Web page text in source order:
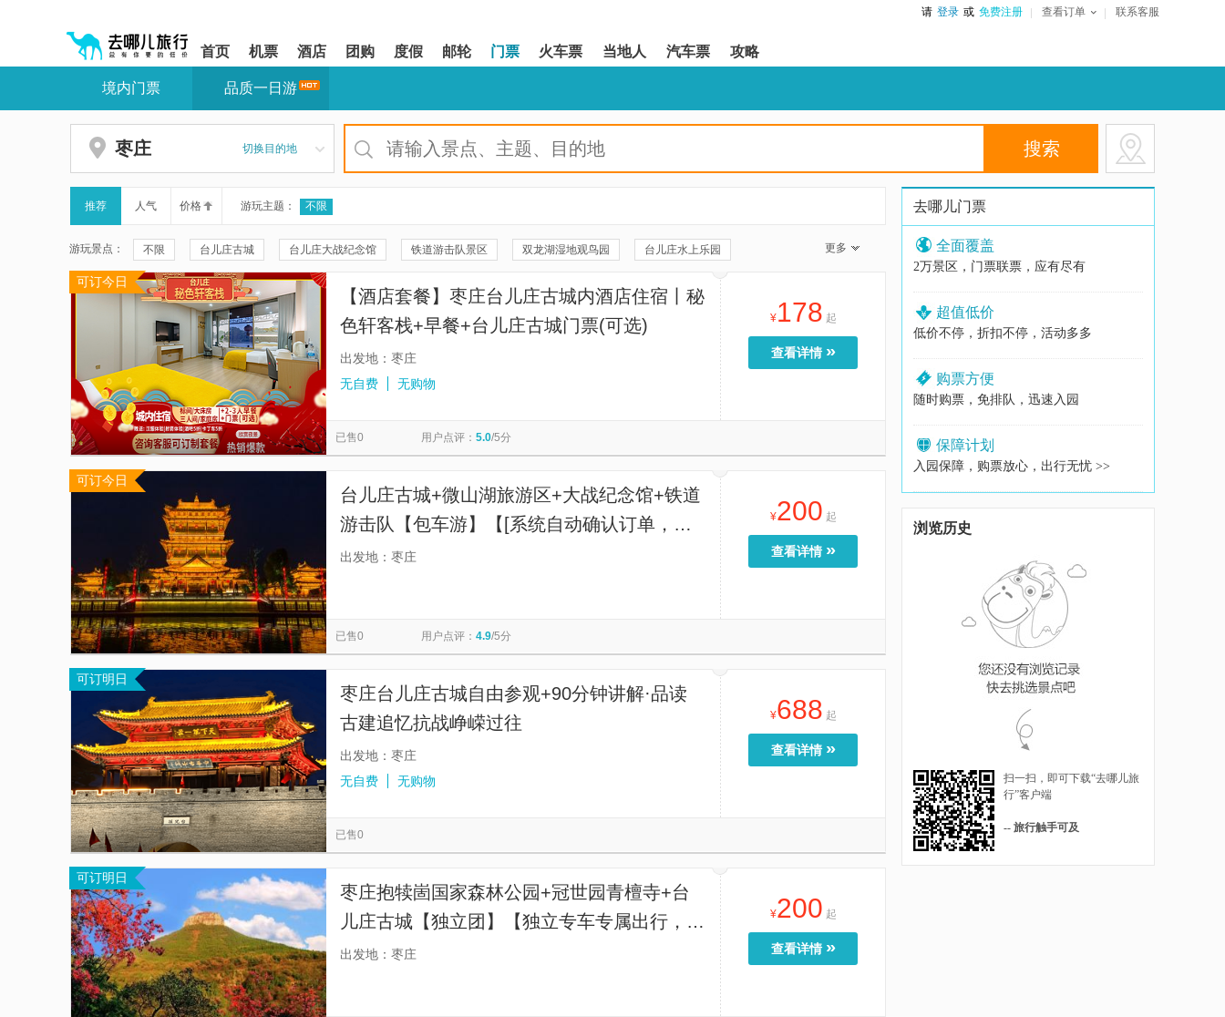
您
站
区,
本
有
6
浏
览
信
息
请 登录 或 免费注册 查看订单 联系客服
首页 机票 酒店 团购 度假 邮轮 门票 火车票 当地人 汽车票 攻略
您
站
区
境内门票 品质一日游
枣庄 切换目的地
推荐 人气 价格 游玩主题： 不限
游玩景点： 不限 台儿庄古城 台儿庄大战纪念馆 铁道游击队景区 双龙湖湿地观鸟园 台儿庄水上乐园
台儿庄水上冰雪游乐园 台儿庄古城滑雪场 枣庄本地玩乐
抱犊崮国家森林公园 台儿庄梦幻冰雪大世界 台儿庄运河国家湿地公园 仙坛山温泉小镇 龟山望龙洞风景区
新盈泰生态温泉度假村 滕州莲青山风景区
天下第一庄牌坊 少年梦乐园 抱犊崮风景区-115师遗址
滕州市野生动物园 尖山云顶景区
善水汇汤泉汗蒸洗浴中心 复兴楼 滕州海底世界(滕州真爱广场店)
活力湾欢乐世界
翼云湖柜族部落
更多
可订今日
【酒店套餐】枣庄台儿庄古城内酒店住宿丨秘
色轩客栈+早餐+台儿庄古城门票(可选)
出发地：枣庄
无自费
无购物
¥178 起
查看详情 »
已售0 用户点评： 5.0/5分
可订今日
台儿庄古城+微山湖旅游区+大战纪念馆+铁道
游击队【包车游】【[系统自动确认订单，下
单前一定先咨询在下单，如果行程不符合接送
出发地：枣庄
¥200 起
查看详情 »
已售0 用户点评： 4.9/5分
可订明日
枣庄台儿庄古城自由参观+90分钟讲解·品读
古建追忆抗战峥嵘过往
出发地：枣庄
无自费
无购物
¥688 起
查看详情 »
已售0
可订明日
枣庄抱犊崮国家森林公园+冠世园青檀寺+台
儿庄古城【独立团】【独立专车专属出行，行
程自由可调，本地老司机带路，全程免换乘奔
出发地：枣庄
¥200 起
查看详情 »
去哪儿门票
全面覆盖
2万景区，门票联票，应有尽有
超值低价
低价不停，折扣不停，活动多多
购票方便
随时购票，免排队，迅速入园
保障计划
入园保障，购票放心，出行无忧 >>
浏览历史
扫一扫，即可下载“去哪儿旅
行”客户端
-- 旅行触手可及